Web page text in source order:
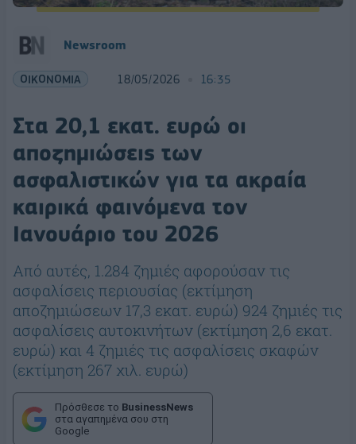
Newsroom
ΟΙΚΟΝΟΜΙΑ 18/05/2026 16:35
Στα 20,1 εκατ. ευρώ οι
αποζημιώσεις των
ασφαλιστικών για τα ακραία
καιρικά φαινόμενα τον
Ιανουάριο του 2026
Από αυτές, 1.284 ζημιές αφορούσαν τις
ασφαλίσεις περιουσίας (εκτίμηση
αποζημιώσεων 17,3 εκατ. ευρώ) 924 ζημιές τις
ασφαλίσεις αυτοκινήτων (εκτίμηση 2,6 εκατ.
ευρώ) και 4 ζημιές τις ασφαλίσεις σκαφών
(εκτίμηση 267 χιλ. ευρώ)
Πρόσθεσε το BusinessNews
στα αγαπημένα σου στη
Google